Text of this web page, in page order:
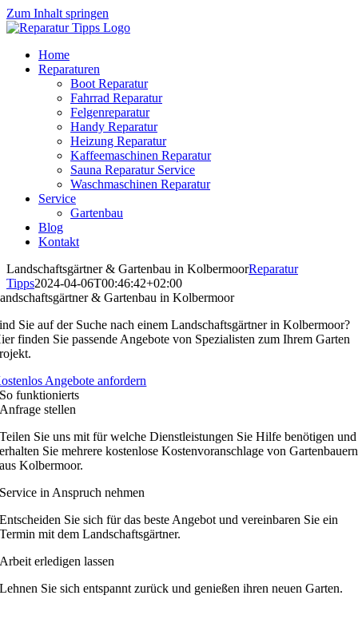
Zum Inhalt springen
Home
Reparaturen
Boot Reparatur
Fahrrad Reparatur
Felgenreparatur
Handy Reparatur
Heizung Reparatur
Kaffeemaschinen Reparatur
Sauna Reparatur Service
Waschmaschinen Reparatur
Service
Gartenbau
Blog
Kontakt
Landschaftsgärtner & Gartenbau in KolbermoorReparatur
Tipps2024-04-06T00:46:42+02:00
& Gartenbau in Kolbermoor
Sie auf der Suche nach einem Landschaftsgärtner in Kolbermoor?
finden Sie passende Angebote von Spezialisten zum Ihrem Garten
Angebote anfordern
So funktionierts
Anfrage stellen
Teilen Sie uns mit für welche Dienstleistungen Sie Hilfe benötigen und
erhalten Sie mehrere kostenlose Kostenvoranschlage von Gartenbauern
aus Kolbermoor.
Service in Anspruch nehmen
Entscheiden Sie sich für das beste Angebot und vereinbaren Sie ein
Termin mit dem Landschaftsgärtner.
Arbeit erledigen lassen
Lehnen Sie sich entspannt zurück und genießen ihren neuen Garten.